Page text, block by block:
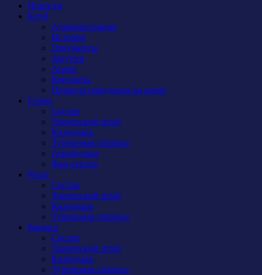
Новости
Клуб
Администрация
История
Документы
Закупки
Арена
Контакты
Правила поведения на арене
Сокол
Состав
Тренерский штаб
Календарь
Турнирная таблица
Атрибутика
Фан-сектор
Рыси
Состав
Тренерский штаб
Календарь
Турнирная таблица
Бирюса
Состав
Тренерский штаб
Календарь
Турнирная таблица